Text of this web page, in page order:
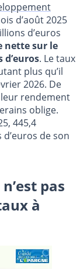
d’août 2025
d’euros
nette sur le
. Le taux
plus qu’il
2026. De
rendement
oblige.
445,4
de son
pas
à